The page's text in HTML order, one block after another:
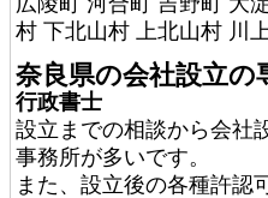
村 下北山村 上北山村 川
奈良県の会社設立の
行政書士
設立までの相談から会社
事務所が多いです。
また、設立後の各種許認